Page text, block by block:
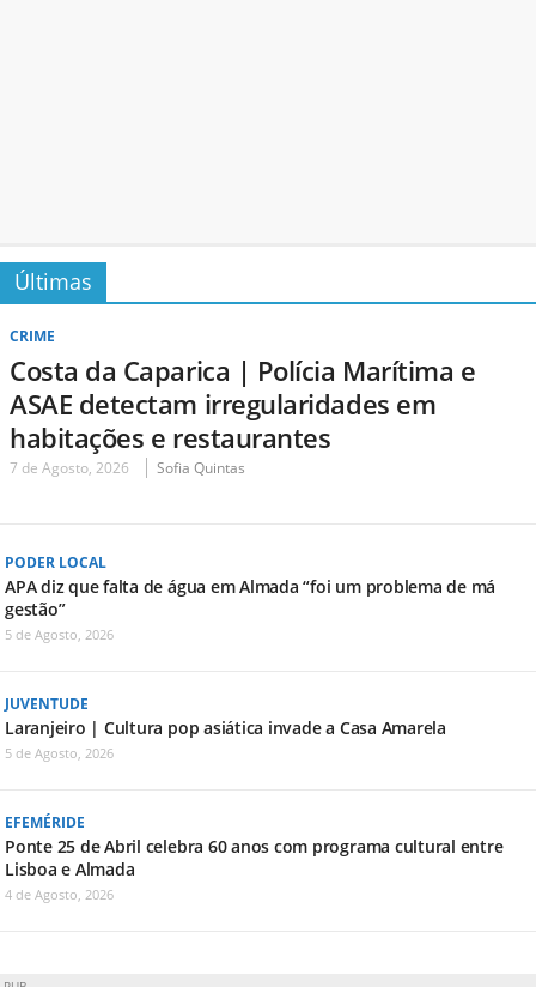
Últimas
CRIME
Costa da Caparica | Polícia Marítima e
ASAE detectam irregularidades em
habitações e restaurantes
7 de Agosto, 2026 Sofia Quintas
PODER LOCAL
APA diz que falta de água em Almada “foi um problema de má
gestão”
5 de Agosto, 2026
JUVENTUDE
Laranjeiro | Cultura pop asiática invade a Casa Amarela
5 de Agosto, 2026
EFEMÉRIDE
Ponte 25 de Abril celebra 60 anos com programa cultural entre
Lisboa e Almada
4 de Agosto, 2026